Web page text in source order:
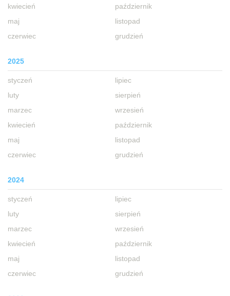
kwiecień
maj
czerwiec
październik
listopad
grudzień
2025
styczeń
luty
marzec
kwiecień
maj
czerwiec
lipiec
sierpień
wrzesień
październik
listopad
grudzień
2024
styczeń
luty
marzec
kwiecień
maj
czerwiec
lipiec
sierpień
wrzesień
październik
listopad
grudzień